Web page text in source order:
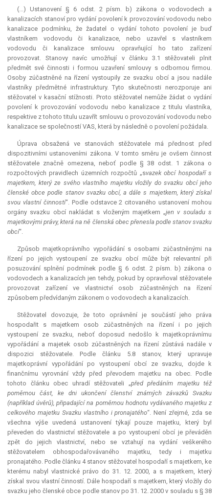
(...) Ustanovení § 6 odst. 2 písm. b) zákona o vodovodech a
kanalizacích stanoví pro vydání povolení k provozování vodovodu nebo
kanalizace podmínku, že žadatel o vydání tohoto povolení je buď
vlastníkem vodovodu či kanalizace, nebo uzavřel s vlastníkem
vodovodu či kanalizace smlouvu opravňující ho tato zařízení
provozovat. Stanovy navíc umožňují v článku 3.1 stěžovateli plnit
předmět své činnosti i formou uzavření smlouvy s odbornou firmou.
Osoby zúčastněné na řízení vystoupily ze svazku obcí a jsou nadále
vlastníky předmětné infrastruktury. Tyto skutečnosti nerozporuje ani
stěžovatel v kasační stížnosti. Proto stěžovatel nemůže žádat o vydání
povolení k provozování vodovodu nebo kanalizace z titulu vlastníka,
respektive z tohoto titulu uzavřít smlouvu o provozování vodovodu nebo
kanalizace se společností VAS, která by následně o povolení požádala.
Úprava obsažená ve stanovách stěžovatele má přednost před
dispozitivními ustanoveními zákona. V tomto směru je ovšem činnost
stěžovatele značně omezena, neboť podle § 38 odst. 1 zákona o
rozpočtových pravidlech územních rozpočtů „svazek obcí hospodaří s
majetkem, který ze svého vlastního majetku vložily do svazku obcí jeho
členské obce podle stanov svazku obcí, a dále s majetkem, který získal
svou vlastní činností“. Podle odstavce 2 citovaného ustanovení mohou
orgány svazku obcí nakládat s vloženým majetkem „jen v souladu s
majetkovými právy, která na ně členská obec přenesla podle stanov svazku
obcí“.
Způsob majetkoprávního vypořádání s osobami zúčastněnými na
řízení po jejich vystoupení ze svazku obcí může býtrelevantní při
posuzování splnění podmínek podle § 6 odst. 2 písm. b) zákona o
vodovodech a kanalizacích jen tehdy, pokud by opravňoval stěžovatele
provozovat zařízení ve vlastnictví osob zúčastněných na řízení
způsobem předvídaným zákonem o vodovodech a kanalizacích.
Stěžovatel dovozuje, že toto oprávnění je součástí jeho práva
hospodařit s majetkem osob zúčastněných na řízení i po jejich
vystoupení ze svazku, neboť doposud nedošlo k majetkoprávnímu
vypořádání a majetek osob zúčastněných na řízení zůstává nadále v
dispozici stěžovatele. Podle článku 5.8 stanov, který upravuje
majetkoprávní vypořádání po vystoupení obcí ze svazku, dojde k
finančnímu vyrovnání vždy před převodem majetku na obec. Podle
tohoto článku obec uhradí stěžovateli „před předáním majetku též
poměrnou část, ke dni ukončení členství známých závazků Svazku
(například úvěrů), připadající na poměrnou hodnotu vydávaného majetku z
celkového majetku Svazku vlastního i pronajatého“. Není zřejmé, zda se
všechna výše uvedená ustanovení týkají pouze majetku, který byl
převeden do vlastnictví stěžovatele a po vystoupení obcí je převáděn
zpět do jejich vlastnictví, nebo se vztahují na vydání veškerého
stěžovatelem obhospodařovávaného majetku, tedy i majetku
pronajatého. Podle článku 4 stanov stěžovatel hospodaří s majetkem, ke
kterému nabyl vlastnické právo do 31. 12. 2000, a s majetkem, který
získal svou vlastní činností. Dále hospodaří s majetkem, který vložily do
svazku jeho členské obce podle stanov po 31. 12. 2000 v souladu s § 38